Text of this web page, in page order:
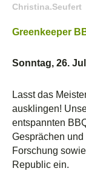
Christina.seufert
Greenkeeper
Sonntag, 26.
Lasst das
ausklingen!
entspannten
Gesprächen
Forschung
Republic ein.